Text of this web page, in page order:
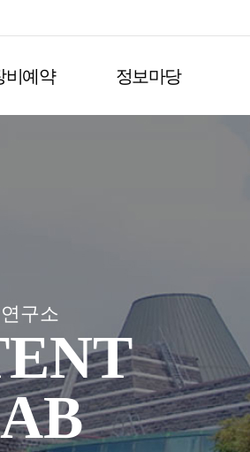
비예약 정보마당
구소